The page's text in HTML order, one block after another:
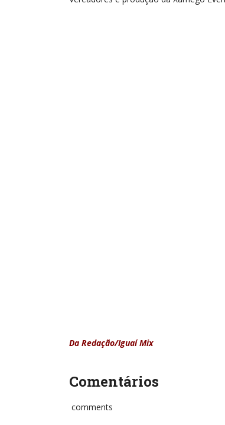
Da Redação/Iguaí Mix
Comentários
comments